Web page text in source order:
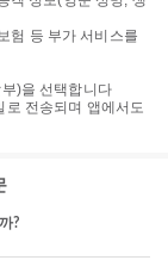
험 등 부가 서비스를
)을 선택합니다
전송되며 앱에서도
?